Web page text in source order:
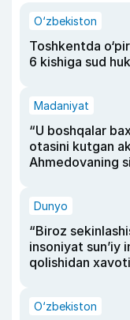
O‘zbekiston
Toshkentda
6 kishiga sud
Madaniyat
“U boshqalar
otasini kutgan
Ahmedovaning
Dunyo
“Biroz
insoniyat sun’iy
qolishidan
O‘zbekiston